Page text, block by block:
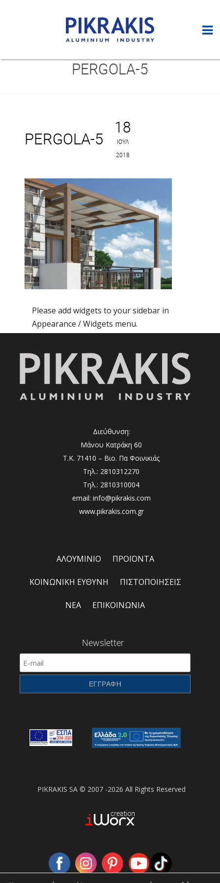
PERGOLA-5
18
ΙΟΎΛ
2018
PERGOLA-5
Please add widgets to your sidebar in
Appearance / Widgets menu.
Διεύθυνση:
Μάνου Κατράκη 60
Τ.Κ. 71410 – Βιο. Πα Φοινικιάς
Τηλ.: 2810312270
Τηλ.: 2810310004
email: info@pikrakis.com
www.pikrakis.com.gr
ΑΛΟΥΜΙΝΙΟ ΠΡΟΪΟΝΤΑ
ΚΟΙΝΩΝΙΚΗ ΕΥΘΥΝΗ ΠΙΣΤΟΠΟΙΗΣΕΙΣ
ΝΕΑ ΕΠΙΚΟΙΝΩΝΙΑ
Newsletter
PIKRAKIS SA © 2007 -2026 All Rights Reserved